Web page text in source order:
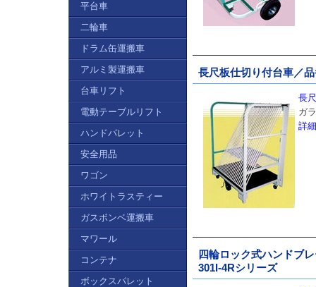
長尺板仕切り付台車／
長
ガ
詳
四輪ロック式ハンドブ
301I-4Rシリーズ
平台車
二輪車
ドラム缶運搬車
アルミ製運搬車
台車リフト
電動テーブルリフト
ハンドパレット
安全用品
ワゴン
ホワイトラスティー
ガスボンベ運搬車
マワール
コンテナ
ボックスパレット